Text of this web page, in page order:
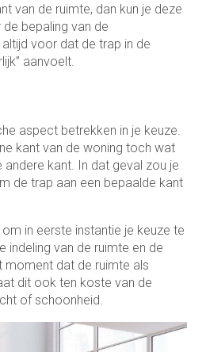
van de ruimte, dan kun je deze
bepaling van de
voor dat de trap in de
aanvoelt.
aspect betrekken in je keuze.
kant van de woning toch wat
kant. In dat geval zou je
de trap aan een bepaalde kant
in eerste instantie je keuze te
indeling van de ruimte en de
dat de ruimte als
dit ook ten koste van de
of schoonheid.